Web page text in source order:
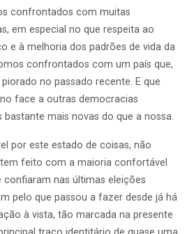
confrontados com muitas
em especial no que respeita ao
e à melhoria dos padrões de vida da
confrontados com um país que,
no passado recente. E que
face a outras democracias
bastante mais novas do que a nossa.
por este estado de coisas, não
feito com a maioria confortável
confiaram nas últimas eleições
pelo que passou a fazer desde já há
à vista, tão marcada na presente